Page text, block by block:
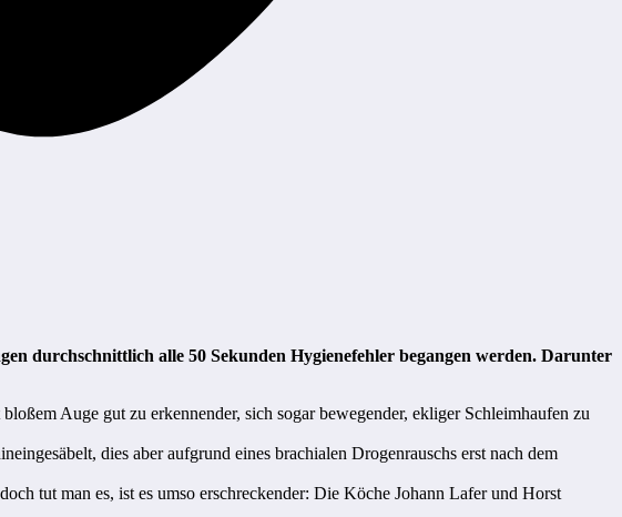
durchschnittlich alle 50 Sekunden Hygienefehler begangen werden. Darunter
Auge gut zu erkennender, sich sogar bewegender, ekliger Schleimhaufen zu
dies aber aufgrund eines brachialen Drogenrauschs erst nach dem
tut man es, ist es umso erschreckender: Die Köche Johann Lafer und Horst